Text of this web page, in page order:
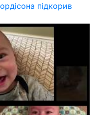
підкорив